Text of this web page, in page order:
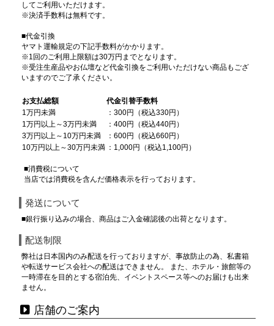
してご利用いただけます。
※決済手数料は無料です。
■代金引換
ヤマト運輸規定の下記手数料がかかります。
※1回のご利用上限額は30万円までとなります。
※受注生産品やお仏壇など代金引換をご利用いただけない商品もござ
いますのでご了承ください。
お支払総額
代金引替手数料
1万円未満
：300円（税込330円）
1万円以上～3万円未満
：400円（税込440円）
3万円以上～10万円未満
：600円（税込660円）
10万円以上～30万円未満 ：1,000円（税込1,100円）
■消費税について
当店では消費税を含んだ価格表示を行っております。
発送について
■銀行振り込みの場合、商品はご入金確認後の出荷となります。
配送制限
弊社は日本国内のみ配送を行っておりますが、事故防止の為、私書箱
や転送サービス会社への配送はできません。 また、ホテル・旅館等の
一時滞在を目的とする宿泊先、イベントスペース等へのお届けも出来
ません。
店舗のご案内